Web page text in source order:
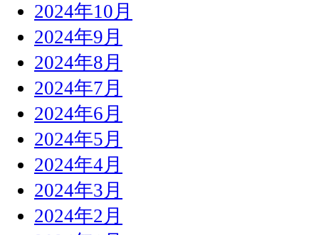
2024年10月
2024年9月
2024年8月
2024年7月
2024年6月
2024年5月
2024年4月
2024年3月
2024年2月